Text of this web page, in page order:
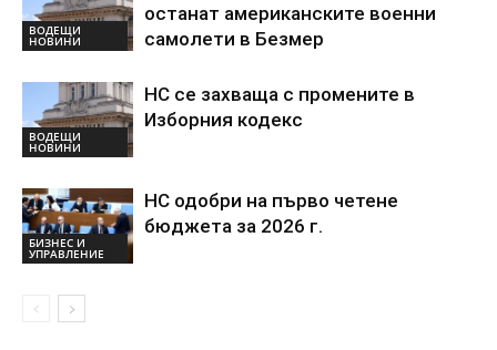
ВОДЕЩИ
НОВИНИ
останат американските военни
самолети в Безмер
ВОДЕЩИ
НОВИНИ
НС се захваща с промените в
Изборния кодекс
БИЗНЕС И
УПРАВЛЕНИЕ
НС одобри на първо четене
бюджета за 2026 г.